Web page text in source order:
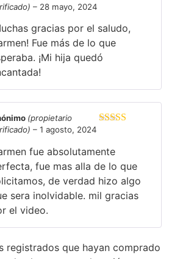
– 28 mayo, 2024
gracias por el saludo,
Fue más de lo que
¡Mi hija quedó
(propietario
– 1 agosto, 2024
fue absolutamente
fue mas alla de lo que
de verdad hizo algo
sera inolvidable. mil gracias
el video.
registrados que hayan comprado